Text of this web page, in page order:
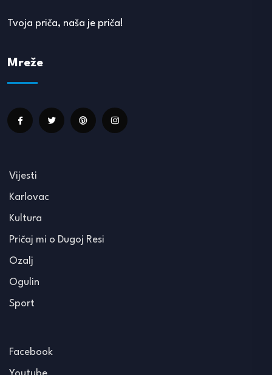
Tvoja priča, naša je priča!
Mreže
Vijesti
Karlovac
Kultura
Pričaj mi o Dugoj Resi
Ozalj
Ogulin
Sport
Facebook